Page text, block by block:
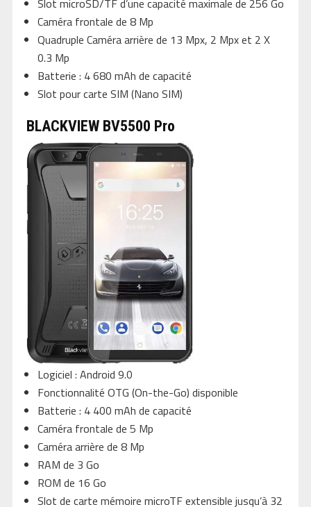
Slot microSD/TF d’une capacité maximale de 256 Go
Caméra frontale de 8 Mp
Quadruple Caméra arrière de 13 Mpx, 2 Mpx et 2 X
0.3 Mp
Batterie : 4 680 mAh de capacité
Slot pour carte SIM (Nano SIM)
BLACKVIEW BV5500 Pro
Logiciel : Android 9.0
Fonctionnalité OTG (On-the-Go) disponible
Batterie : 4 400 mAh de capacité
Caméra frontale de 5 Mp
Caméra arrière de 8 Mp
RAM de 3 Go
ROM de 16 Go
Slot de carte mémoire microTF extensible jusqu’à 32